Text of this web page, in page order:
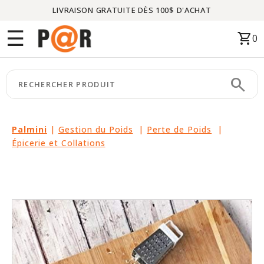
LIVRAISON GRATUITE DÈS 100$ D'ACHAT
☰ shopping_cart0
search
Palmini | Gestion du Poids | Perte de Poids
|
Épicerie et Collations
Menu
CATÉGORIES
keyboard_arrow_right
MARQUES
keyboard_arrow_right
PACKAGES
keyboard_arrow_right
MOIS-
CI
LIQUIDATION
PARTENAIRES